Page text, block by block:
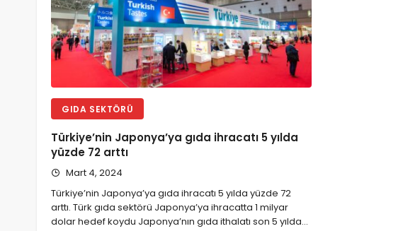
GIDA SEKTÖRÜ
Türkiye’nin Japonya’ya gıda ihracatı 5 yılda
yüzde 72 arttı
Mart 4, 2024
Türkiye’nin Japonya’ya gıda ihracatı 5 yılda yüzde 72
arttı. Türk gıda sektörü Japonya’ya ihracatta 1 milyar
dolar hedef koydu Japonya’nın gıda ithalatı son 5 yılda…